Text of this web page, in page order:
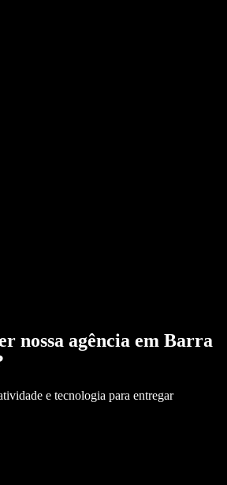
nossa agência em Barra
e tecnologia para entregar